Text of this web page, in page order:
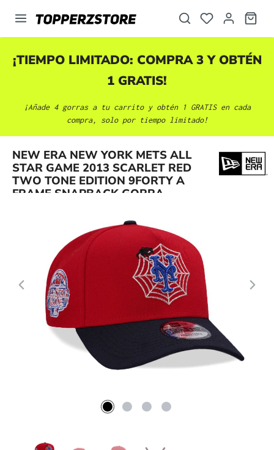
principal
¡TIEMPO LIMITADO: COMPRA 3 Y OBTÉN
1 GRATIS!
¡Añade 4 gorras a tu carrito y obtén 1 GRATIS en cada
compra, solo por tiempo limitado!
NEW ERA NEW YORK METS ALL
STAR GAME 2013 SCARLET RED
TWO TONE EDITION 9FORTY A
FRAME SNAPBACK GORRA
Omitir galería de imágenes